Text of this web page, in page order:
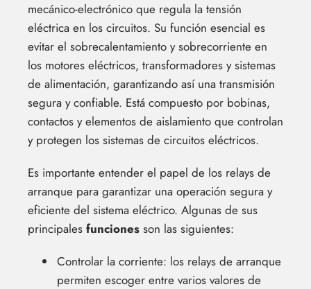
mecánico-electrónico que regula la tensión
eléctrica en los circuitos. Su función esencial es
evitar el sobrecalentamiento y sobrecorriente en
los motores eléctricos, transformadores y sistemas
de alimentación, garantizando así una transmisión
segura y confiable. Está compuesto por bobinas,
contactos y elementos de aislamiento que controlan
y protegen los sistemas de circuitos eléctricos.
Es importante entender el papel de los relays de
arranque para garantizar una operación segura y
eficiente del sistema eléctrico. Algunas de sus
principales funciones son las siguientes:
Controlar la corriente: los relays de arranque
permiten escoger entre varios valores de